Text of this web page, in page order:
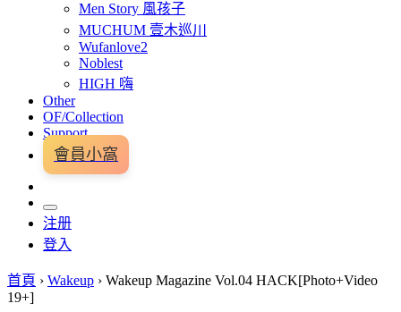
Men Story 風孩子
MUCHUM 壹木巡川
Wufanlove2
Noblest
HIGH 嗨
Other
OF/Collection
Support
會員小窩
注册
登入
首頁 › Wakeup › Wakeup Magazine Vol.04 HACK[Photo+Video
19+]